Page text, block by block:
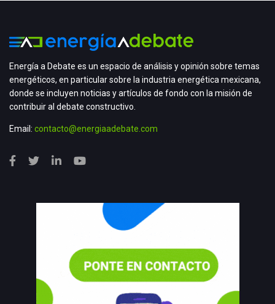
Energía a Debate es un espacio de análisis y opinión sobre temas
energéticos, en particular sobre la industria energética mexicana,
donde se incluyen noticias y artículos de fondo con la misión de
contribuir al debate constructivo.
Email: contacto@energiaadebate.com